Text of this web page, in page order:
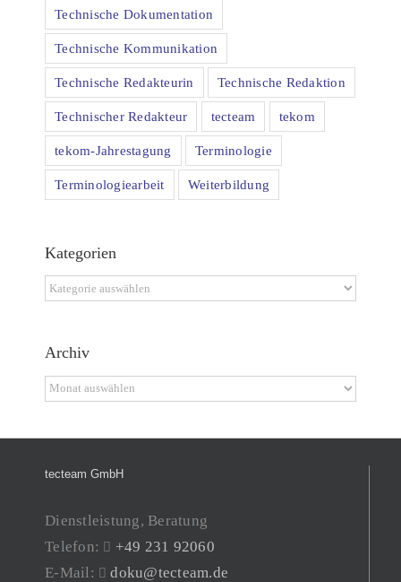
Technische Dokumentation
Technische Kommunikation
Technische Redakteurin Technische Redaktion
Technischer Redakteur tecteam tekom
tekom-Jahrestagung Terminologie
Terminologiearbeit Weiterbildung
Kategorien
Kategorien
Archiv
Archiv
tecteam GmbH
Dienstleistung, Beratung
Telefon:
+49 231 92060
E-Mail:
doku@tecteam.de